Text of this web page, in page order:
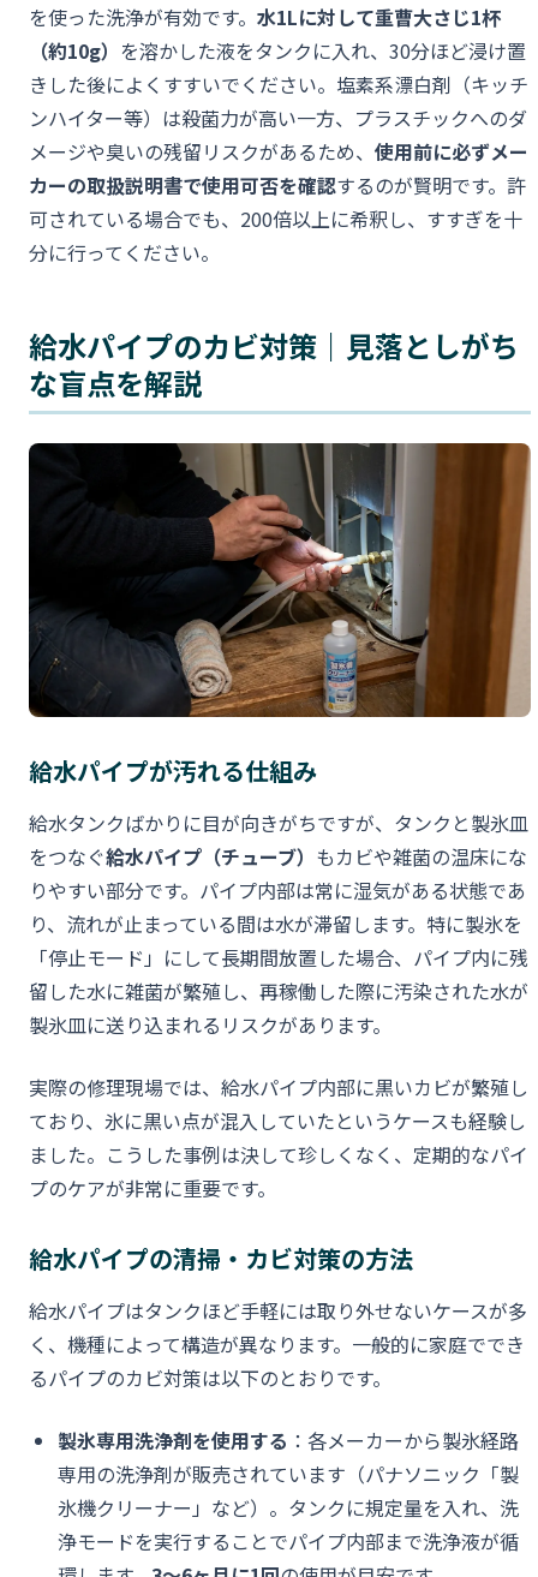
を使った洗浄が有効です。 水1Lに対して重曹大さじ1杯
（約10g） を溶かした液をタンクに入れ、30分ほど浸け置
きした後によくすすいでください。塩素系漂白剤（キッチ
ンハイター等）は殺菌力が高い一方、プラスチックへのダ
メージや臭いの残留リスクがあるため、 使用前に必ずメー
カーの取扱説明書で使用可否を確認するのが賢明です。許
可されている場合でも、200倍以上に希釈し、すすぎを十
分に行ってください。
給水パイプのカビ対策｜見落としがち
な盲点を解説
給水パイプが汚れる仕組み
給水タンクばかりに目が向きがちですが、タンクと製氷皿
をつなぐ給水パイプ（チューブ） もカビや雑菌の温床にな
りやすい部分です。パイプ内部は常に湿気がある状態であ
り、流れが止まっている間は水が滞留します。特に製氷を
「停止モード」にして長期間放置した場合、パイプ内に残
留した水に雑菌が繁殖し、再稼働した際に汚染された水が
製氷皿に送り込まれるリスクがあります。
実際の修理現場では、給水パイプ内部に黒いカビが繁殖し
ており、氷に黒い点が混入していたというケースも経験し
ました。こうした事例は決して珍しくなく、定期的なパイ
プのケアが非常に重要です。
給水パイプの清掃・カビ対策の方法
給水パイプはタンクほど手軽には取り外せないケースが多
く、機種によって構造が異なります。一般的に家庭ででき
るパイプのカビ対策は以下のとおりです。
製氷専用洗浄剤を使用する ：各メーカーから製氷経路
専用の洗浄剤が販売されています（パナソニック「製
氷機クリーナー」など）。タンクに規定量を入れ、洗
浄モードを実行することでパイプ内部まで洗浄液が循